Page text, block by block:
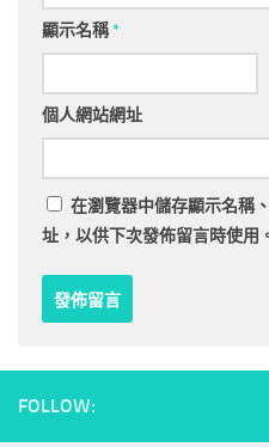
顯示名稱*
個人網站網址
在瀏覽器中儲存顯示名稱
址，以供下次發佈留言時使用
FOLLOW: